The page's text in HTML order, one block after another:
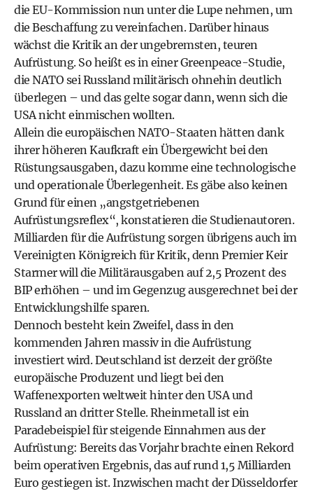
die EU-Kommission nun unter die Lupe nehmen, um
die Beschaffung zu vereinfachen. Darüber hinaus
wächst die Kritik an der ungebremsten, teuren
Aufrüstung. So heißt es in einer Greenpeace-Studie,
die NATO sei Russland militärisch ohnehin deutlich
überlegen – und das gelte sogar dann, wenn sich die
USA nicht einmischen wollten.
Allein die europäischen NATO-Staaten hätten dank
ihrer höheren Kaufkraft ein Übergewicht bei den
Rüstungsausgaben, dazu komme eine technologische
und operationale Überlegenheit. Es gäbe also keinen
Grund für einen „angstgetriebenen
Aufrüstungsreflex“, konstatieren die Studienautoren.
Milliarden für die Aufrüstung sorgen übrigens auch im
Vereinigten Königreich für Kritik, denn Premier Keir
Starmer will die Militärausgaben auf 2,5 Prozent des
BIP erhöhen – und im Gegenzug ausgerechnet bei der
Entwicklungshilfe sparen.
Dennoch besteht kein Zweifel, dass in den
kommenden Jahren massiv in die Aufrüstung
investiert wird. Deutschland ist derzeit der größte
europäische Produzent und liegt bei den
Waffenexporten weltweit hinter den USA und
Russland an dritter Stelle. Rheinmetall ist ein
Paradebeispiel für steigende Einnahmen aus der
Aufrüstung: Bereits das Vorjahr brachte einen Rekord
beim operativen Ergebnis, das auf rund 1,5 Milliarden
Euro gestiegen ist. Inzwischen macht der Düsseldorfer